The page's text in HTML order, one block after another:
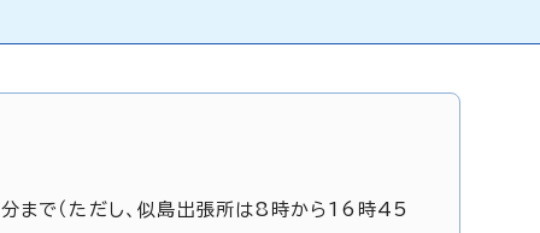
で（ただし、似島出張所は8時から16時45